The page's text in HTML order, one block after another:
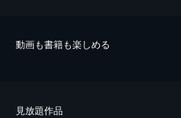
動画も書籍も楽しめる
⾒放題作品